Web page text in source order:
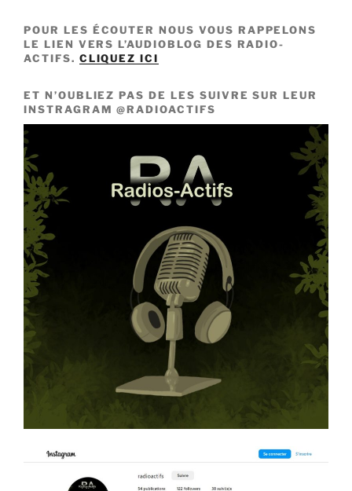
POUR LES ÉCOUTER NOUS VOUS RAPPELONS
LE LIEN VERS L’AUDIOBLOG DES RADIO-
ACTIFS. CLIQUEZ ICI
ET N’OUBLIEZ PAS DE LES SUIVRE SUR LEUR
INSTRAGRAM @RADIOACTIFS